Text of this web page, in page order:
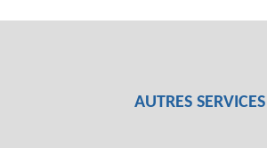
AUTRES SERVICES